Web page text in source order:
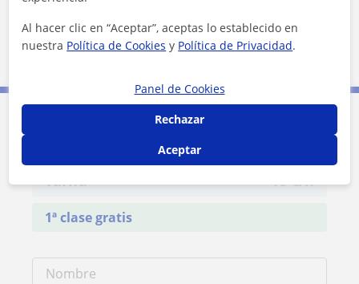
La Bisbal del Penedès El Montmell
Valls
El Vendrell
El Pla de Santa Maria
Tarifa 10€/h
1ª clase gratis
Al hacer clic en “Aceptar”, aceptas lo establecido en
nuestra Política de Cookies y Política de Privacidad.
Panel de Cookies
Rechazar
Aceptar